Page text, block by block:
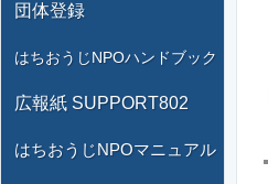
団体登録
はちおうじNPOハンドブック
広報紙 SUPPORT802
はちおうじNPOマニュアル